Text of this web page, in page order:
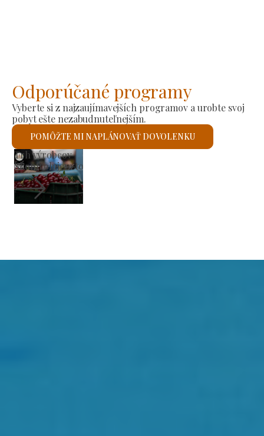
Odporúčané programy
Vyberte si z najzaujímavejších programov a urobte svoj
pobyt ešte nezabudnuteľnejším.
POMÔŽTE MI NAPLÁNOVAŤ DOVOLENKU
Rímskokatolícky kostol svätého Lászlóa
Skontrolujem to